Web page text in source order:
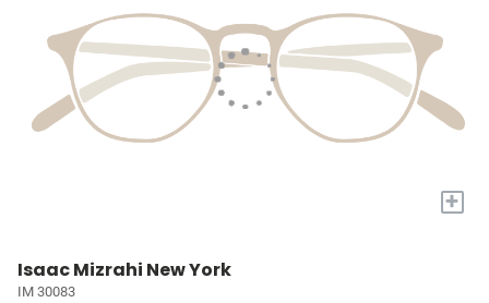
+
Isaac Mizrahi New York
IM 30083